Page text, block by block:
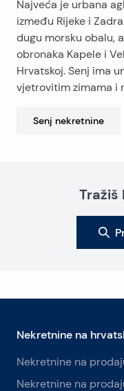
Najveća je urbana
između Rijeke i
dugu morsku obalu,
obronaka Kapele i
Hrvatskoj. Senj ima
vjetrovitim zimama i
Senj nekretnine
Tražiš
Nekretnine na
Nekretnine na
Nekretnine na